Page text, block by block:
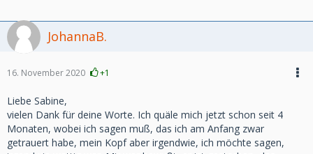
JohannaB.
16. November 2020 +1
Liebe Sabine,
vielen Dank für deine Worte. Ich quäle mich jetzt schon seit 4
Monaten, wobei ich sagen muß, das ich am Anfang zwar
getrauert habe, mein Kopf aber irgendwie, ich möchte sagen,